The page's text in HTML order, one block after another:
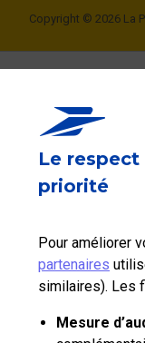
Le
priorité
Pour améliorer
partenaires
similaires). Les
Mesure
Copyright © 2026 La